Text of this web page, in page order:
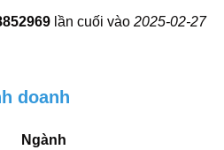
đăng ký kinh doanh
lần cuối vào 2025-02-27
doanh
Ngành